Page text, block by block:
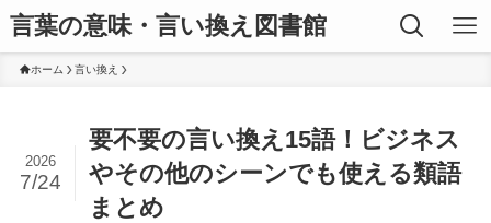
言葉の意味・言い換え図書館
ホーム 言い換え
要不要の言い換え15語！ビジネス
やその他のシーンでも使える類語
まとめ
2026
7/24